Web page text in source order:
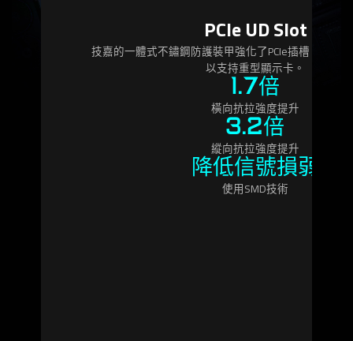
PCIe UD Slot
技嘉的一體式不鏽鋼防護裝甲強化了PCIe插槽，提供
以支持重型顯示卡。
1.7倍
橫向抗拉強度提升
3.2倍
縱向抗拉強度提升
降低信號損弱
使用SMD技術